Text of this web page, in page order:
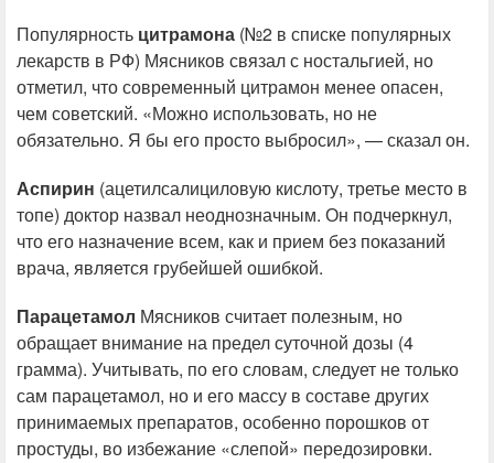
Популярность цитрамона (№2 в списке популярных
лекарств в РФ) Мясников связал с ностальгией, но
отметил, что современный цитрамон менее опасен,
чем советский. «Можно использовать, но не
обязательно. Я бы его просто выбросил», — сказал он.
Аспирин (ацетилсалициловую кислоту, третье место в
топе) доктор назвал неоднозначным. Он подчеркнул,
что его назначение всем, как и прием без показаний
врача, является грубейшей ошибкой.
Парацетамол Мясников считает полезным, но
обращает внимание на предел суточной дозы (4
грамма). Учитывать, по его словам, следует не только
сам парацетамол, но и его массу в составе других
принимаемых препаратов, особенно порошков от
простуды, во избежание «слепой» передозировки.